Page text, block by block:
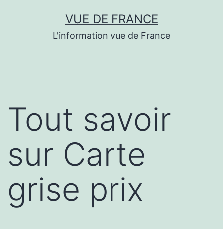
VUE DE FRANCE
L'information vue de France
Tout savoir
sur Carte
grise prix